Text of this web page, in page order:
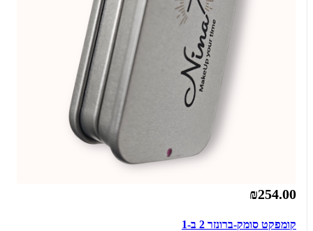
₪254.00
קומפקט סומק-ברונזר 2 ב-1